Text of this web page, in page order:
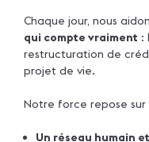
Chaque jour, nous
qui compte vraiment :
restructuration de
projet de vie.
Notre force repose sur
Un réseau humain